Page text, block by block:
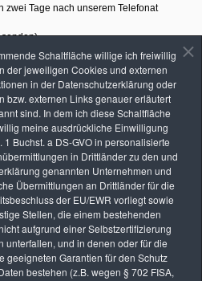
Schaltfläche willige ich freiwillig
der jeweiligen Cookies und externen
in der Datenschutzerklärung oder
bzw. externen Links genauer erläutert
sind. In dem ich diese Schaltfläche
meine ausdrückliche Einwilligung
Buchst. a DS-GVO in personalisierte
in Drittländer zu den und
genannten Unternehmen und
Übermittlungen an Drittländer für die
der EU/EWR vorliegt sowie
Stellen, die einem bestehenden
aufgrund einer Selbstzertifizierung
unterfallen, und in denen oder für die
geeigneten Garantien für den Schutz
bestehen (z.B. wegen § 702 FISA,
zwei Tage nach unserem Telefonat
alles geklappt.
im Gästebuch
3 4